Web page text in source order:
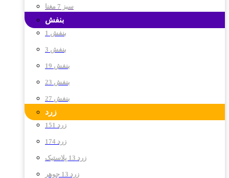
سبز 7 مغنا
بنفش
بنفش 1
بنفش 3
بنفش 19
بنفش 23
بنفش 27
زرد
زرد 151
زرد 174
زرد 13 پلاستیک
زرد 13 جوهر